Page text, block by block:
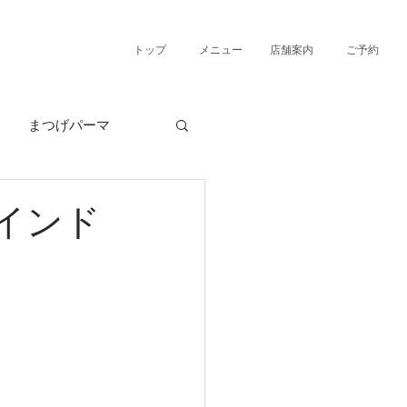
トップ メニュー 店舗案内 ご予約
まつげパーマ
ンド